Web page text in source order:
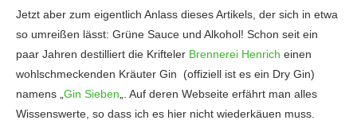
Jetzt aber zum eigentlich Anlass dieses Artikels, der sich in etwa
so umreißen lässt: Grüne Sauce und Alkohol! Schon seit ein
paar Jahren destilliert die Krifteler Brennerei Henrich einen
wohlschmeckenden Kräuter Gin (offiziell ist es ein Dry Gin)
namens „ Gin Sieben „. Auf deren Webseite erfährt man alles
Wissenswerte, so dass ich es hier nicht wiederkäuen muss.